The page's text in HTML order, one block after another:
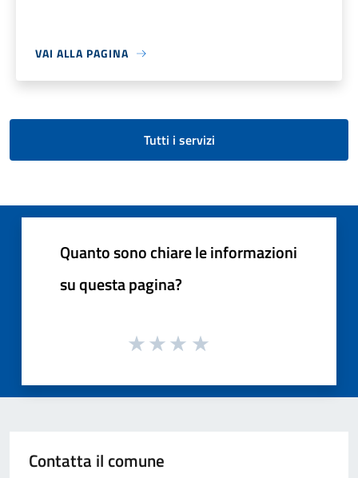
VAI ALLA PAGINA
Tutti i servizi
Quanto sono chiare le informazioni
su questa pagina?
Contatta il comune